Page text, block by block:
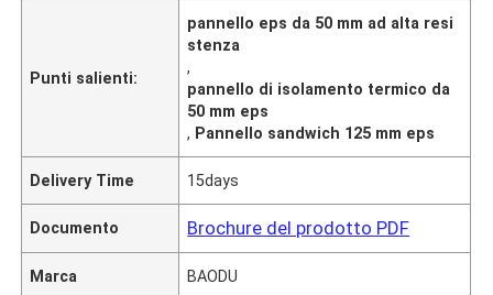
Punti salienti:
pannello eps da 50 mm ad alta resi
stenza
,
pannello di isolamento termico da
50 mm eps
, Pannello sandwich 125 mm eps
Delivery Time 15days
Documento Brochure del prodotto PDF
Marca BAODU